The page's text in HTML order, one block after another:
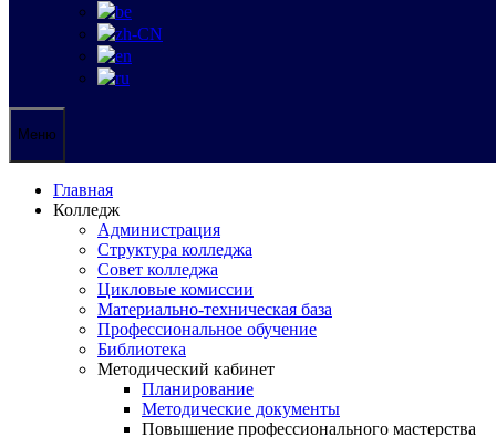
Меню
Главная
Колледж
Администрация
Структура колледжа
Совет колледжа
Цикловые комиссии
Материально-техническая база
Профессиональное обучение
Библиотека
Методический кабинет
Планирование
Методические документы
Повышение профессионального мастерства